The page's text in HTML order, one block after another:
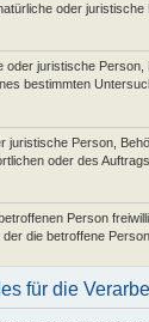
oder
oder juristische
bestimmten
juristische Person,
oder des
Person
die betroffene
für die